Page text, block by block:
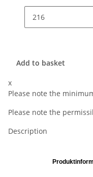
Add to basket
x
Please note the
Please note the
Description